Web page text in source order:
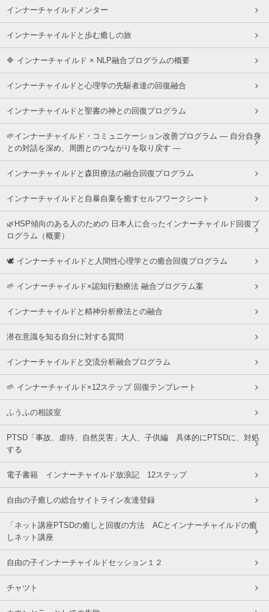
インナーチャイルドメンター
インナーチャイルドと歩む癒しの旅
🔷 インナーチャイルド × NLP融合プログラムの概要
インナーチャイルドと心理学の先駆者達の回復融合
インナーチャイルドと聖書の神との回復プログラム
🌱インナーチャイルド・コミュニケーション改善プログラム ― 自分自身
との対話を深め、周囲とのつながりを取り戻す ―
インナーチャイルドと森田療法の融合回復プログラム
インナーチャイルドと自暴自棄を癒すセルフワークシート
🌿HSP傾向のある人のための 日本人に合ったインナーチャイルド回復プ
ログラム（概要）
🕊 インナーチャイルドと人間性心理学との癒合回復プログラム
🌱 インナーチャイルド×認知行動療法 融合プログラム案
インナーチャイルドと精神分析療法との融合
潜在意識を知る自分に対する質問
インナーチャイルドと交流分析融合プログラム
🌱 インナーチャイルド×12ステップ 回復テンプレート
ふうふの相談室
PTSD「事故、虐待、自然災害」大人、子供編 具体的にPTSDに、対処
する
電子書籍 インナーチャイルド放浪記 12ステップ
自由の子癒しの総合サイトライン友達登録
「ネット講座PTSDの癒しと回復の方法 ACとインナーチャイルドの癒
しネット講座
自由の子インナーチャイルドセッション１２
チャツト